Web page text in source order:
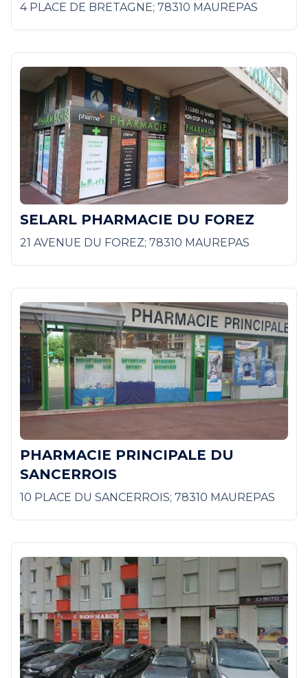
4 PLACE DE BRETAGNE; 78310 MAUREPAS
SELARL PHARMACIE DU FOREZ
21 AVENUE DU FOREZ; 78310 MAUREPAS
PHARMACIE PRINCIPALE DU
SANCERROIS
10 PLACE DU SANCERROIS; 78310 MAUREPAS